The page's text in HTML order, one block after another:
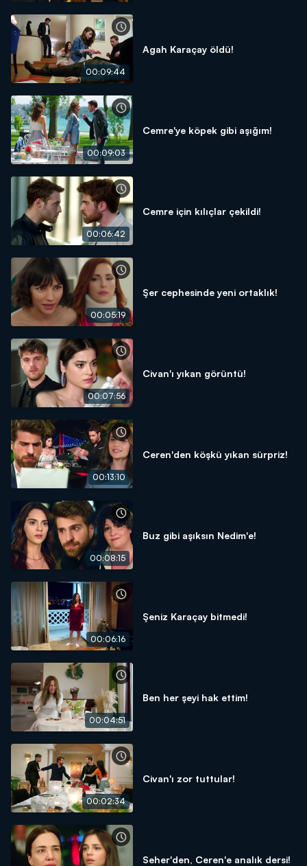
00:09:44
Agah Karaçay öldü!
00:09:03
Cemre'ye köpek gibi aşığım!
00:06:42
Cemre için kılıçlar çekildi!
00:05:19
Şer cephesinde yeni ortaklık!
00:07:56
Civan'ı yıkan görüntü!
00:13:10
Ceren'den köşkü yıkan sürpriz!
00:08:15
Buz gibi aşıksın Nedim'e!
00:06:16
Şeniz Karaçay bitmedi!
00:04:51
Ben her şeyi hak ettim!
00:02:34
Civan'ı zor tuttular!
Seher'den, Ceren'e analık dersi!